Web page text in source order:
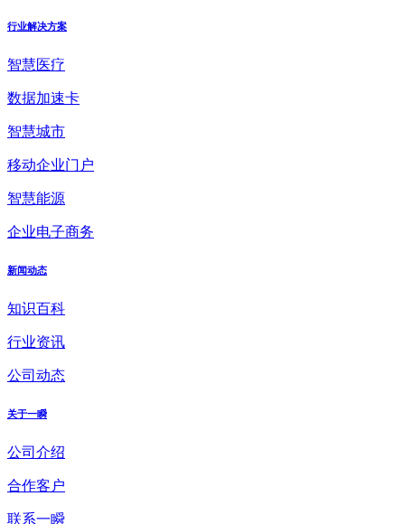
行业解决方案
智慧医疗
数据加速卡
智慧城市
移动企业门户
智慧能源
企业电子商务
新闻动态
知识百科
行业资讯
公司动态
关于一瞬
公司介绍
合作客户
联系一瞬